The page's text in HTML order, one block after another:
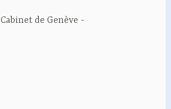
Cabinet de Genève